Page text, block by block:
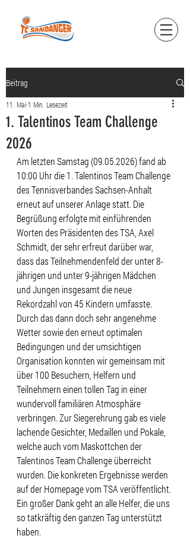
Beitrag
1. Talentinos Team Challenge
2026
11. Mai 1 Min. Lesezeit
Am letzten Samstag (09.05.2026) fand ab
10:00 Uhr die 1. Talentinos Team Challenge
des Tennisverbandes Sachsen-Anhalt
erneut auf unserer Anlage statt. Die
Begrüßung erfolgte mit einführenden
Worten des Präsidenten des TSA, Axel
Schmidt, der sehr erfreut darüber war,
dass das Teilnehmendenfeld der unter 8-
jährigen und unter 9-jährigen Mädchen
und Jungen insgesamt die neue
Rekordzahl von 45 Kindern umfasste.
Durch das dann doch sehr angenehme
Wetter sowie den erneut optimalen
Bedingungen und der umsichtigen
Organisation konnten wir gemeinsam mit
über 100 Besuchern, Helfern und
Teilnehmern einen tollen Tag in einer
wundervoll familiären Atmosphäre
verbringen. Zur Siegerehrung gab es viele
lachende Gesichter, Medaillen und Pokale,
welche auch vom Maskottchen der
Talentinos Team Challenge überreicht
wurden. Die konkreten Ergebnisse werden
auf der Homepage vom TSA veröffentlicht.
Ein großer Dank geht an alle Helfer, die uns
so tatkräftig den ganzen Tag unterstützt
haben.